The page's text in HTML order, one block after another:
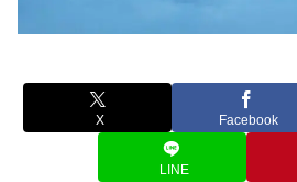
X Facebook
LINE